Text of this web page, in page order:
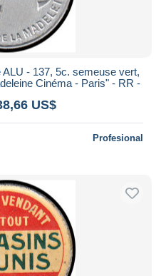
- 137, 5c. semeuse vert,
Cinéma - Paris" - RR -
US$
Profesional